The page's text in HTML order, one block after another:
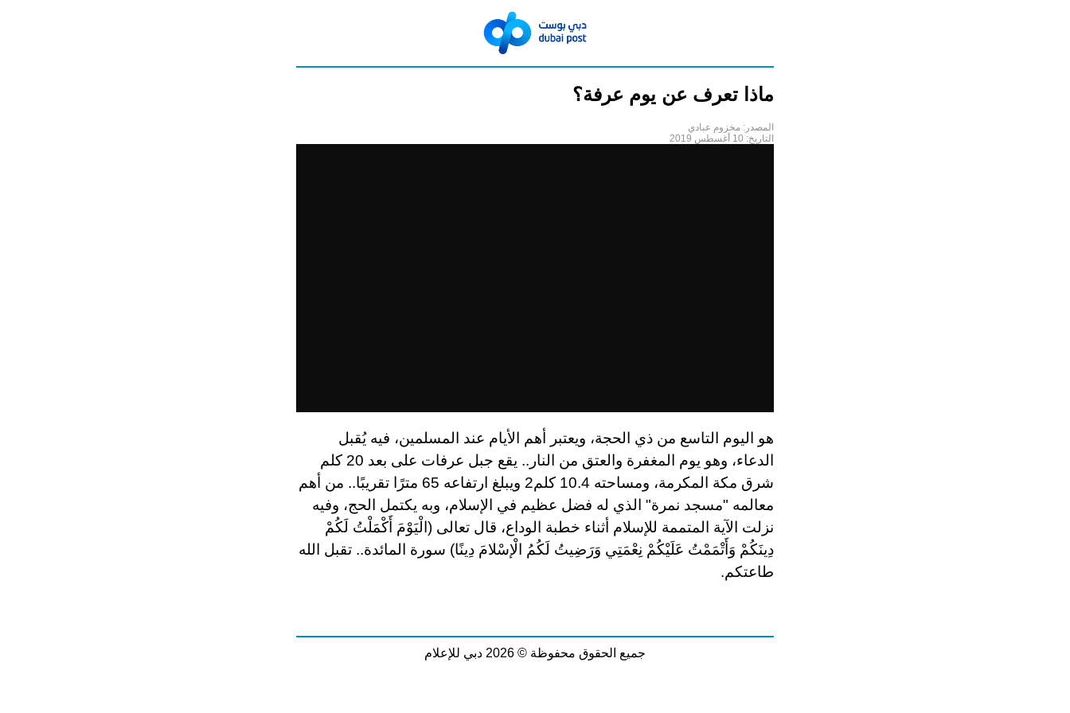
ماذا تعرف عن يوم عرفة؟
المصدر: مخزوم عبادي
التاريخ: 10 أغسطس 2019
هو اليوم التاسع من ذي الحجة، ويعتبر أهم الأيام عند المسلمين، فيه يُقبل
الدعاء، وهو يوم المغفرة والعتق من النار.. يقع جبل عرفات على بعد 20 كلم
شرق مكة المكرمة، ومساحته 10.4 كلم2 ويبلغ ارتفاعه 65 مترًا تقريبًا.. من أهم
معالمه "مسجد نمرة" الذي له فضل عظيم في الإسلام، وبه يكتمل الحج، وفيه
نزلت الآية المتممة للإسلام أثناء خطبة الوداع، قال تعالى (الْيَوْمَ أَكْمَلْتُ لَكُمْ
دِينَكُمْ وَأَتْمَمْتُ عَلَيْكُمْ نِعْمَتِي وَرَضِيتُ لَكُمُ الْإسْلامَ دِينًا) سورة المائدة.. تقبل الله
طاعتكم.
جميع الحقوق محفوظة © 2026 دبي للإعلام